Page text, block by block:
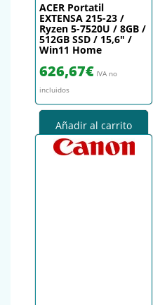
ACER Portatil
EXTENSA 215-23 /
Ryzen 5-7520U / 8GB /
512GB SSD / 15,6″ /
Win11 Home
626,67€ IVA no
incluidos
Añadir al carrito